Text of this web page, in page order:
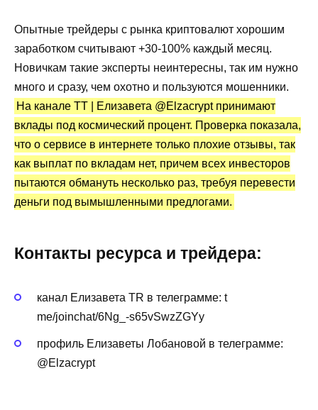
Сотрудничество с клиентами
Канал Telegram TT | Елизавета: статистика
Преимущества и недостатки
Опытные трейдеры с рынка криптовалют хорошим
заработком считывают +30-100% каждый месяц.
Новичкам такие эксперты неинтересны, так им нужно
много и сразу, чем охотно и пользуются мошенники.
На канале TT | Елизавета @Elzacrypt принимают
вклады под космический процент. Проверка показала,
что о сервисе в интернете только плохие отзывы, так
как выплат по вкладам нет, причем всех инвесторов
пытаются обмануть несколько раз, требуя перевести
деньги под вымышленными предлогами.
Контакты ресурса и трейдера:
канал Елизавета TR в телеграмме: t
me/joinchat/6Ng_-s65vSwzZGYy
профиль Елизаветы Лобановой в телеграмме:
@Elzacrypt